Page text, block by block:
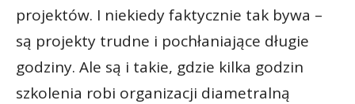
projektów. I niekiedy faktycznie tak bywa –
są projekty trudne i pochłaniające długie
godziny. Ale są i takie, gdzie kilka godzin
szkolenia robi organizacji diametralną